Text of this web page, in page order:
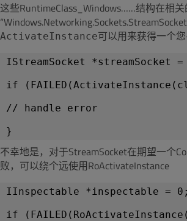
这些RuntimeClass_Windows……结构在相
ActivateInstance可以用来获得一个
IStreamSocket *streamSocket
if
// handle error
不幸地是，对于StreamSocket在期望一个
败，可以绕个远使用RoActivateInstance
IInspectable *inspectable = 0;
if